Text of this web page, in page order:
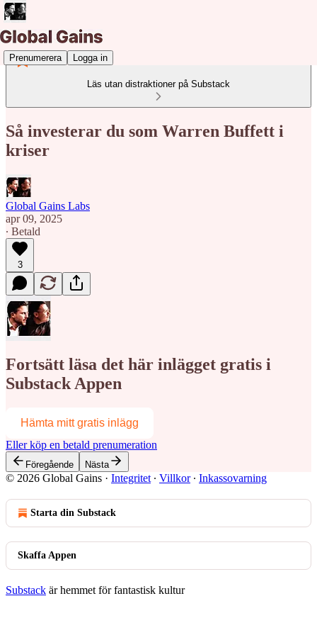
Prenumerera Logga in
Läs utan distraktioner på Substack
Så investerar du som Warren Buffett i
kriser
Global Gains Labs
apr 09, 2025
∙ Betald
3
Fortsätt läsa det här inlägget gratis i
Substack Appen
Hämta mitt gratis inlägg
Eller köp en betald prenumeration
Föregående Nästa
© 2026 Global Gains · Integritet ∙ Villkor∙ Inkassovarning
Starta din Substack
Skaffa Appen
Substack är hemmet för fantastisk kultur